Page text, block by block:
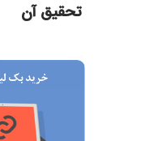
تحقیق آن